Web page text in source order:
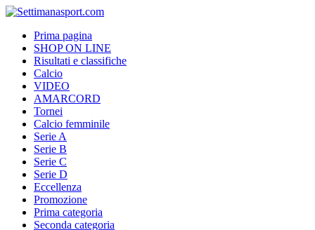
Prima pagina
SHOP ON LINE
Risultati e classifiche
Calcio
VIDEO
AMARCORD
Tornei
Calcio femminile
Serie A
Serie B
Serie C
Serie D
Eccellenza
Promozione
Prima categoria
Seconda categoria